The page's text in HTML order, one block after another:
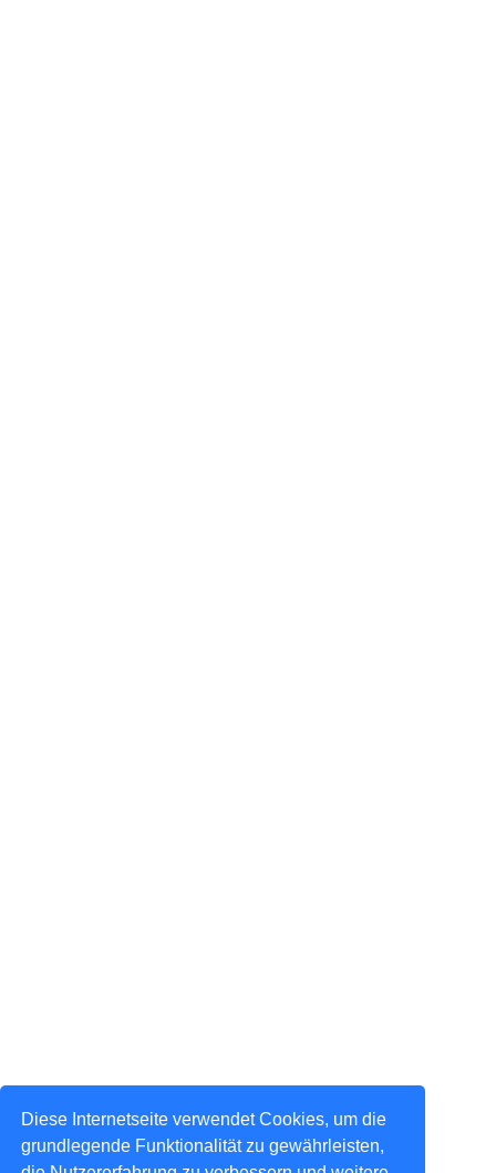
Diese Internetseite verwendet Cookies, um die
grundlegende Funktionalität zu gewährleisten,